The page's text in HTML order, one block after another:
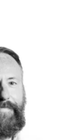
én een
afleverpakket
de advertentieprijs.